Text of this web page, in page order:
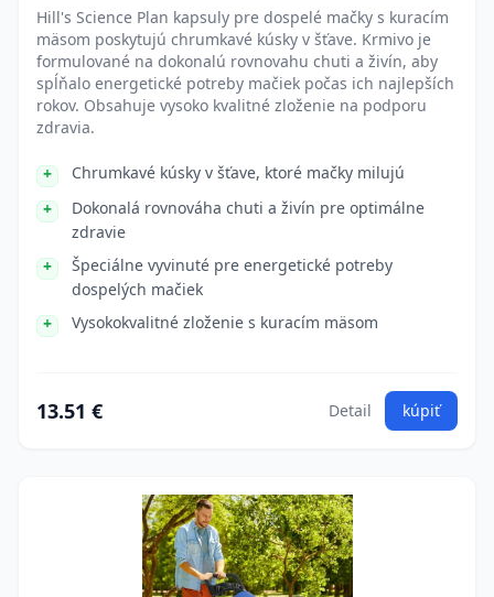
Hill's Science Plan kapsuly pre dospelé mačky s kuracím
mäsom poskytujú chrumkavé kúsky v šťave. Krmivo je
formulované na dokonalú rovnovahu chuti a živín, aby
spĺňalo energetické potreby mačiek počas ich najlepších
rokov. Obsahuje vysoko kvalitné zloženie na podporu
zdravia.
Chrumkavé kúsky v šťave, ktoré mačky milujú
Dokonalá rovnováha chuti a živín pre optimálne
zdravie
Špeciálne vyvinuté pre energetické potreby
dospelých mačiek
Vysokokvalitné zloženie s kuracím mäsom
13.51 € Detail kúpiť